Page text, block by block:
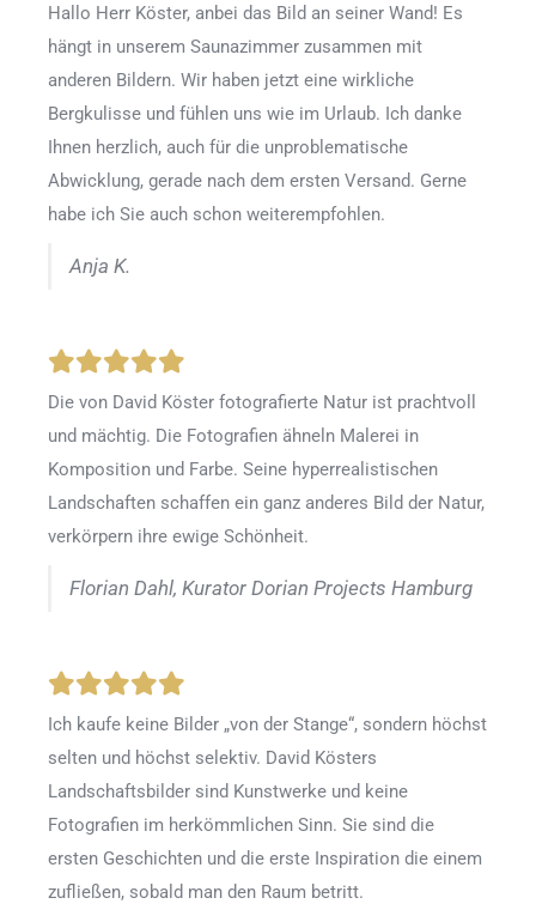
Hallo Herr Köster, anbei das Bild an seiner Wand! Es
hängt in unserem Saunazimmer zusammen mit
anderen Bildern. Wir haben jetzt eine wirkliche
Bergkulisse und fühlen uns wie im Urlaub. Ich danke
Ihnen herzlich, auch für die unproblematische
Abwicklung, gerade nach dem ersten Versand. Gerne
habe ich Sie auch schon weiterempfohlen.
Anja K.
Die von David Köster fotografierte Natur ist prachtvoll
und mächtig. Die Fotografien ähneln Malerei in
Komposition und Farbe. Seine hyperrealistischen
Landschaften schaffen ein ganz anderes Bild der Natur,
verkörpern ihre ewige Schönheit.
Florian Dahl, Kurator Dorian Projects Hamburg
Ich kaufe keine Bilder „von der Stange“, sondern höchst
selten und höchst selektiv. David Kösters
Landschaftsbilder sind Kunstwerke und keine
Fotografien im herkömmlichen Sinn. Sie sind die
ersten Geschichten und die erste Inspiration die einem
zufließen, sobald man den Raum betritt.